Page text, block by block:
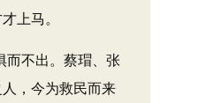
上马。
不出。蔡瑁、张
，今为救民而来